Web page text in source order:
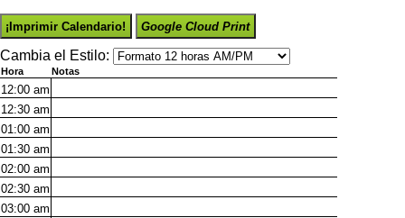
¡Imprimir Calendario! Google Cloud Print
Cambia el Estilo:
Hora Notas
12:00 am
12:30 am
01:00 am
01:30 am
02:00 am
02:30 am
03:00 am